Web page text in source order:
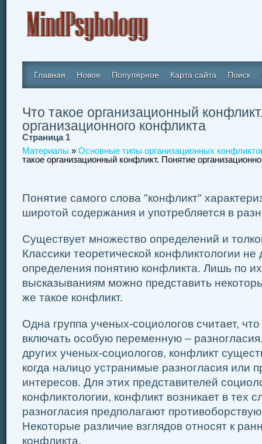
Главная Новое Популярное Карта сайта Поиск
Что такое организационный
организационного конфликта
Страница 1
Материалы » Основные типы организационных
такое организационный конфликт. Понятие
Понятие самого слова "конфликт"
широтой содержания и употребляется в
Существует множество определений и
Классики теоретической конфликтологии не
определения понятию конфликта. Лишь по
высказываниям можно представить
же такое конфликт.
Одна группа ученых-социологов считает,
включать особую переменную –
других ученых-социологов, конфликт
когда налицо устранимые разногласия или
интересов. Для этих представителей
конфликтологии, конфликт возникает в тех
разногласия предполагают
Некоторые различие взглядов относят к
конфликта.